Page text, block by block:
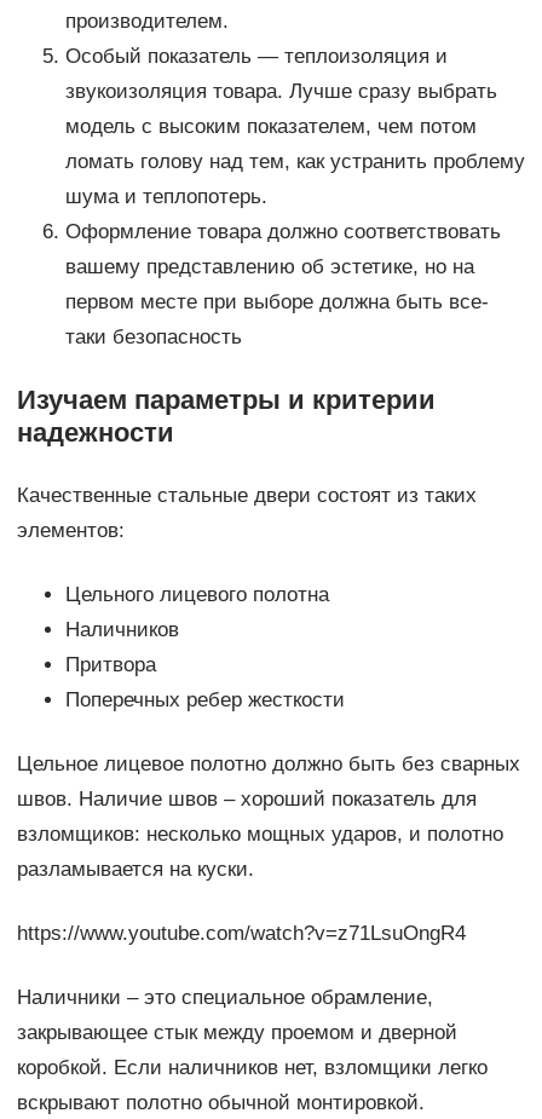
производителем.
Особый показатель — теплоизоляция и
звукоизоляция товара. Лучше сразу выбрать
модель с высоким показателем, чем потом
ломать голову над тем, как устранить проблему
шума и теплопотерь.
Оформление товара должно соответствовать
вашему представлению об эстетике, но на
первом месте при выборе должна быть все-
таки безопасность
Изучаем параметры и критерии
надежности
Качественные стальные двери состоят из таких
элементов:
Цельного лицевого полотна
Наличников
Притвора
Поперечных ребер жесткости
Цельное лицевое полотно должно быть без сварных
швов. Наличие швов – хороший показатель для
взломщиков: несколько мощных ударов, и полотно
разламывается на куски.
https://www.youtube.com/watch?v=z71LsuOngR4
Наличники – это специальное обрамление,
закрывающее стык между проемом и дверной
коробкой. Если наличников нет, взломщики легко
вскрывают полотно обычной монтировкой.